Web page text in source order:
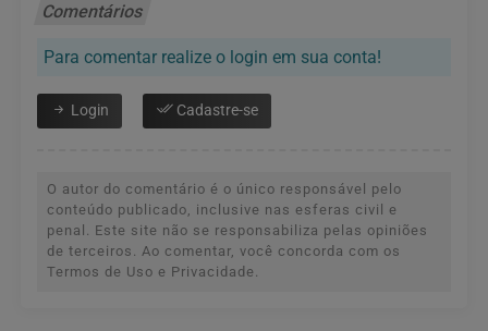
Comentários
Para comentar realize o login em sua conta!
Login Cadastre-se
O autor do comentário é o único responsável pelo
conteúdo publicado, inclusive nas esferas civil e
penal. Este site não se responsabiliza pelas opiniões
de terceiros. Ao comentar, você concorda com os
Termos de Uso e Privacidade.